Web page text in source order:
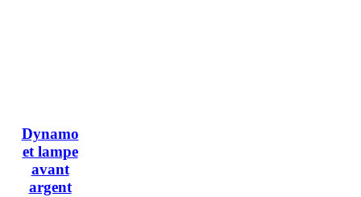
Dynamo
et lampe
avant
argent